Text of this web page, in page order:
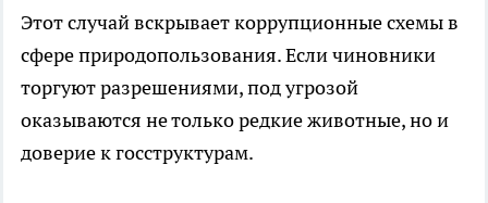
Этот случай вскрывает коррупционные схемы в
сфере природопользования. Если чиновники
торгуют разрешениями, под угрозой
оказываются не только редкие животные, но и
доверие к госструктурам.